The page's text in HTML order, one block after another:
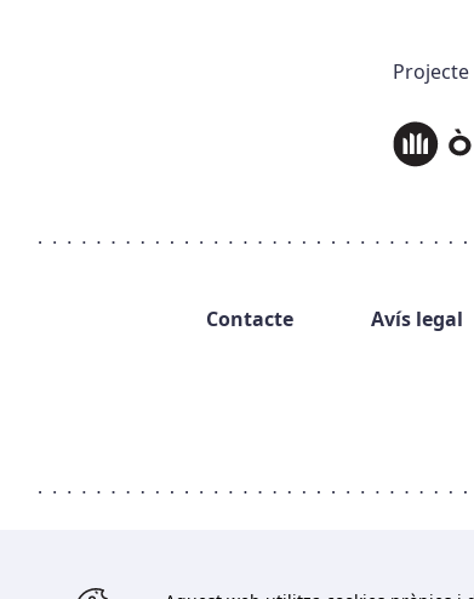
Contacte Avís legal